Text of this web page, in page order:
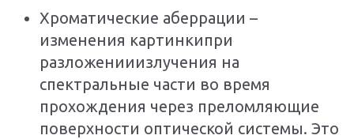
Хроматические аберрации –
изменения картинкипри
разложенииизлучения на
спектральные части во время
прохождения через преломляющие
поверхности оптической системы. Это